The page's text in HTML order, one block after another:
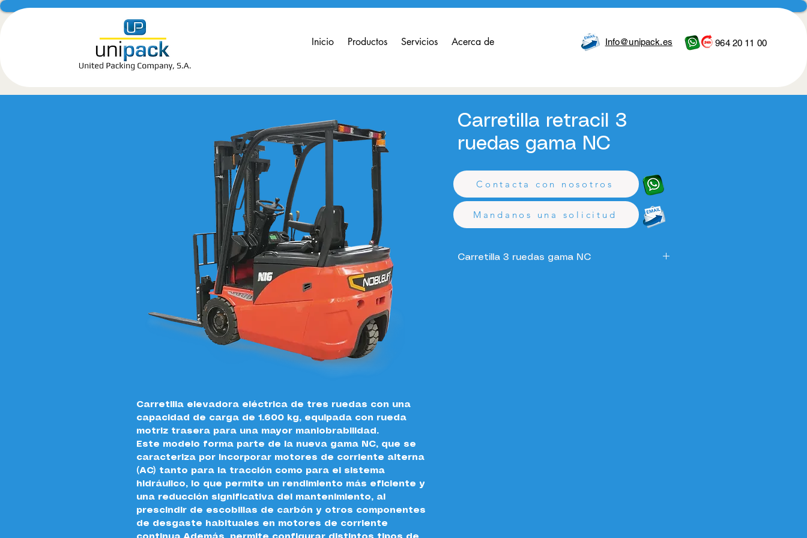
Inicio Productos Servicios Acerca de 964 20 11 00
Info@unipack.es
Carretilla elevadora eléctrica de tres ruedas con una
capacidad de carga de 1.600 kg, equipada con rueda
motriz trasera para una mayor maniobrabilidad.
Este modelo forma parte de la nueva gama NC, que se
caracteriza por incorporar motores de corriente alterna
(AC) tanto para la tracción como para el sistema
hidráulico, lo que permite un rendimiento más eficiente y
una reducción significativa del mantenimiento, al
prescindir de escobillas de carbón y otros componentes
de desgaste habituales en motores de corriente
Carretilla retracil 3
ruedas gama NC
0,00 €Precio
Impuesto excluido
Carretilla 3 ruedas gama NC
Contacta con nosotros
Mandanos una solicitud